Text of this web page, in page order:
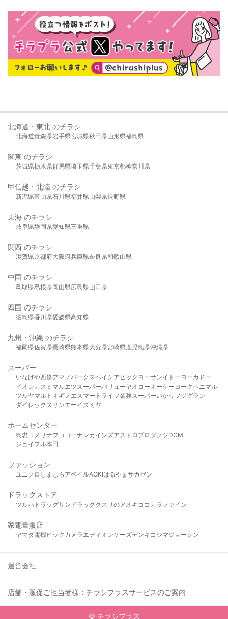
北海道・東北 のチラシ
北海道青森県岩手県宮城県秋田県山形県福島県
関東 のチラシ
茨城県栃木県群馬県埼玉県千葉県東京都神奈川県
甲信越・北陸 のチラシ
新潟県富山県石川県福井県山梨県長野県
東海 のチラシ
岐阜県静岡県愛知県三重県
関西 のチラシ
滋賀県京都府大阪府兵庫県奈良県和歌山県
中国 のチラシ
鳥取県島根県岡山県広島県山口県
四国 のチラシ
徳島県香川県愛媛県高知県
九州・沖縄 のチラシ
福岡県佐賀県長崎県熊本県大分県宮崎県 鹿児島県沖縄県
スーパー
いなげや西條アマノパークスベイシア ビッグヨーサンイトーヨーカドー
イオンカスミ マルエツ スーパーバリューヤオコーオーケー ヨークベニマル
ツルヤマルト オギノ エスマート ライフ業務スーパーいかり フジグラン
ダイレックスサンエーイズミヤ
ホームセンター
島忠 コメリ ナフコ コーナンカインズアストロプロダクツDCM
ジョイフル本田
ファッション
ユニクロ しまむら アベイルAOKIはるやま サカゼン
ドラッグストア
ツルハドラッグサンドラッグクスリのアオキ ココカラファイン
家電量販店
ヤマダ電機ビックカメラ エディオンケーズデンキ コジマジョーシン
運営会社
店舗・販促ご担当者様：チラシプラスサービスのご案内
© チラシプラス